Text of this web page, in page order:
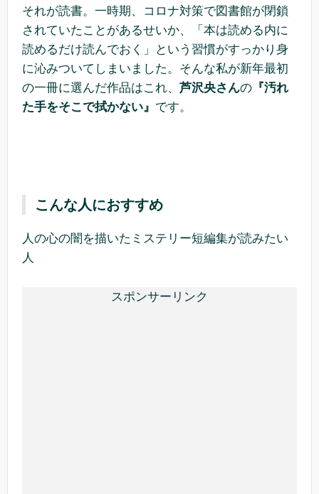
それが読書。一時期、コロナ対策で図書館が閉鎖
されていたことがあるせいか、「本は読める内に
読めるだけ読んでおく」という習慣がすっかり身
に沁みついてしまいました。そんな私が新年最初
の一冊に選んだ作品はこれ、 芦沢央さんの 『汚れ
た手をそこで拭かない』 です。
こんな人におすすめ
人の心の闇を描いたミステリー短編集が読みたい
人
スポンサーリンク